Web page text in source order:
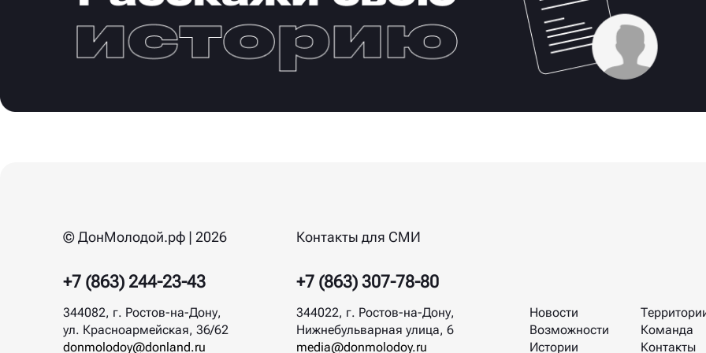
© ДонМолодой.рф | 2026
+7 (863) 244-23-43
344082, г. Ростов-на-Дону,
ул. Красноармейская, 36/62
donmolodoy@donland.ru
Контакты для СМИ
+7 (863) 307-78-80
344022, г. Ростов-на-Дону,
Нижнебульварная улица, 6
media@donmolodoy.ru
Новости
Возможности
Истории
Команда
Контакты